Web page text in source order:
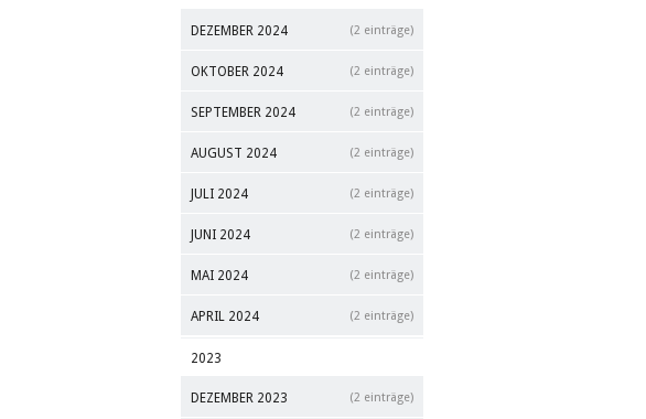
DEZEMBER 2024 (2 einträge)
OKTOBER 2024 (2 einträge)
SEPTEMBER 2024 (2 einträge)
AUGUST 2024 (2 einträge)
JULI 2024 (2 einträge)
JUNI 2024 (2 einträge)
MAI 2024 (2 einträge)
APRIL 2024 (2 einträge)
2023
DEZEMBER 2023 (2 einträge)